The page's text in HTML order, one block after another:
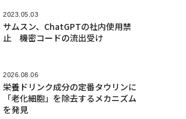
2023.05.03
サムスン、ChatGPTの社内使用禁
止 機密コードの流出受け
2026.08.06
栄養ドリンク成分の定番タウリンに
「老化細胞」を除去するメカニズム
を発見